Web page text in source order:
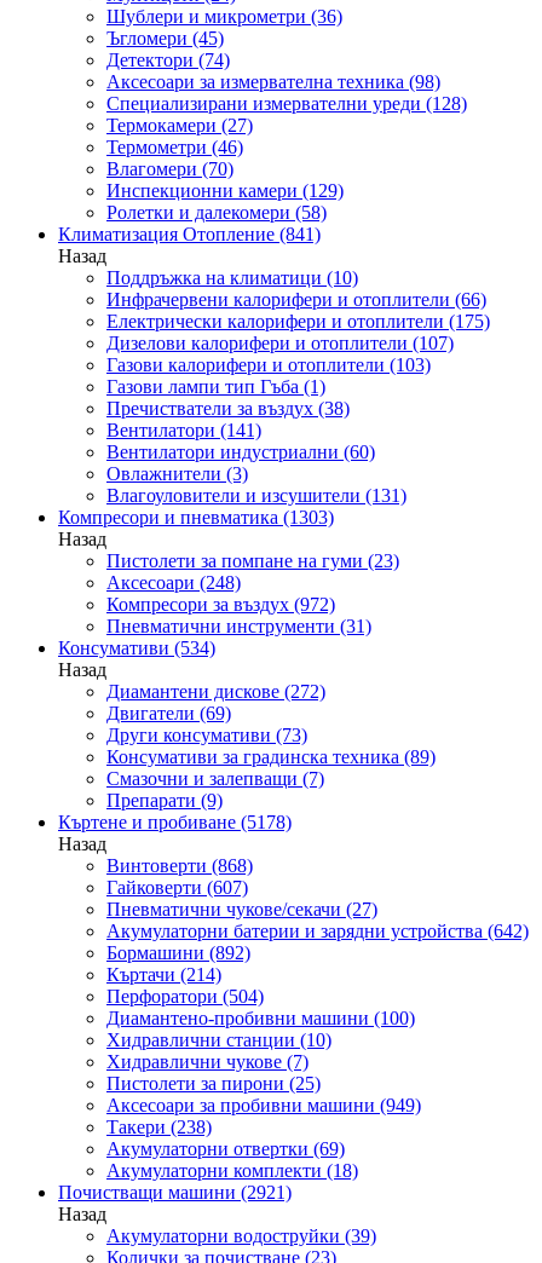
Шублери и микрометри (36)
Ъгломери (45)
Детектори (74)
Аксесоари за измервателна техника (98)
Специализирани измервателни уреди (128)
Термокамери (27)
Термометри (46)
Влагомери (70)
Инспекционни камери (129)
Ролетки и далекомери (58)
Климатизация Отопление (841)
Назад
Поддръжка на климатици (10)
Инфрачервени калорифери и отоплители (66)
Електрически калорифери и отоплители (175)
Дизелови калорифери и отоплители (107)
Газови калорифери и отоплители (103)
Газови лампи тип Гъба (1)
Пречистватели за въздух (38)
Вентилатори (141)
Вентилатори индустриални (60)
Овлажнители (3)
Влагоуловители и изсушители (131)
Компресори и пневматика (1303)
Назад
Пистолети за помпане на гуми (23)
Аксесоари (248)
Компресори за въздух (972)
Пневматични инструменти (31)
Консумативи (534)
Назад
Диамантени дискове (272)
Двигатели (69)
Други консумативи (73)
Консумативи за градинска техника (89)
Смазочни и залепващи (7)
Препарати (9)
Къртене и пробиване (5178)
Назад
Винтоверти (868)
Гайковерти (607)
Пневматични чукове/секачи (27)
Акумулаторни батерии и зарядни устройства (642)
Бормашини (892)
Къртачи (214)
Перфоратори (504)
Диамантено-пробивни машини (100)
Хидравлични станции (10)
Хидравлични чукове (7)
Пистолети за пирони (25)
Аксесоари за пробивни машини (949)
Такери (238)
Акумулаторни отвертки (69)
Акумулаторни комплекти (18)
Почистващи машини (2921)
Назад
Акумулаторни водоструйки (39)
Колички за почистване (23)